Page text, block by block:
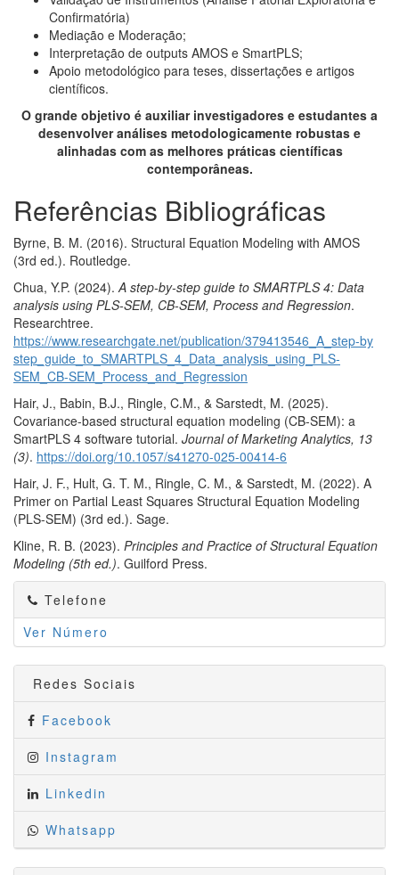
Confirmatória)
Mediação e Moderação;
Interpretação de outputs AMOS e SmartPLS;
Apoio metodológico para teses, dissertações e artigos
científicos.
O grande objetivo é auxiliar investigadores e estudantes a
desenvolver análises metodologicamente robustas e
alinhadas com as melhores práticas científicas
contemporâneas.
Referências Bibliográficas
Byrne, B. M. (2016). Structural Equation Modeling with AMOS
(3rd ed.). Routledge.
Chua, Y.P. (2024). A step-by-step guide to SMARTPLS 4: Data
analysis using PLS-SEM, CB-SEM, Process and Regression.
Researchtree.
https://www.researchgate.net/publication/379413546_A_step-by
step_guide_to_SMARTPLS_4_Data_analysis_using_PLS-
SEM_CB-SEM_Process_and_Regression
Hair, J., Babin, B.J., Ringle, C.M., & Sarstedt, M. (2025).
Covariance-based structural equation modeling (CB-SEM): a
SmartPLS 4 software tutorial. Journal of Marketing Analytics, 13
(3). https://doi.org/10.1057/s41270-025-00414-6
Hair, J. F., Hult, G. T. M., Ringle, C. M., & Sarstedt, M. (2022). A
Primer on Partial Least Squares Structural Equation Modeling
(PLS-SEM) (3rd ed.). Sage.
Kline, R. B. (2023). Principles and Practice of Structural Equation
Modeling (5th ed.). Guilford Press.
Telefone
Ver Número
Redes Sociais
Facebook
Instagram
Linkedin
Whatsapp